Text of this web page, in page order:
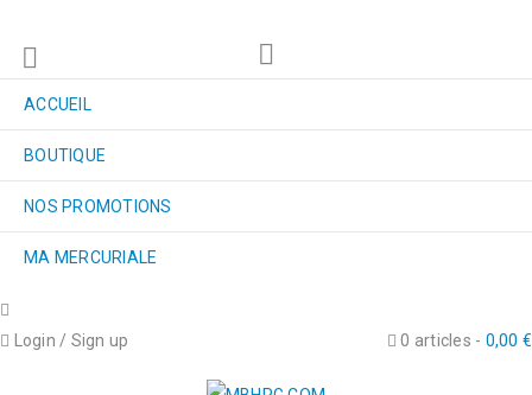
ACCUEIL
BOUTIQUE
NOS PROMOTIONS
MA MERCURIALE
0 articles - 0,00 €
Login / Sign up